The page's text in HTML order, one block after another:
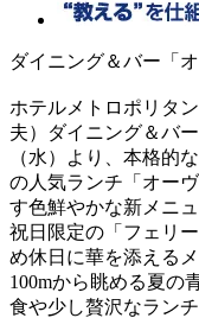
ダイニング＆バー「
ホテルメトロポリタ
夫）ダイニング＆バ
（水）より、本格的
の人気ランチ「オー
す色鮮やかな新メニ
祝日限定の「フェリ
め休日に華を添える
100mから眺める夏の
食や少し贅沢なラン